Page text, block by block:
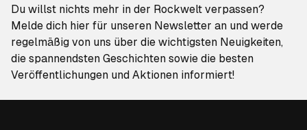
Du willst nichts mehr in der Rockwelt verpassen?
Melde dich hier für unseren Newsletter an und werde
regelmäßig von uns über die wichtigsten Neuigkeiten,
die spannendsten Geschichten sowie die besten
Veröffentlichungen und Aktionen informiert!